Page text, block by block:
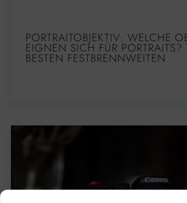
PORTRAITOBJEKTIV: WELCHE
EIGNEN SICH FÜR
BESTEN FESTBRENNWEITEN